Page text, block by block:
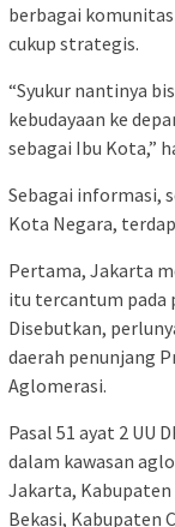
berbagai
cukup strategis.
“Syukur nantinya
kebudayaan ke
sebagai Ibu Kota,”
Sebagai informasi,
Kota Negara,
Pertama, Jakarta
itu tercantum pada
Disebutkan,
daerah penunjang
Aglomerasi.
Pasal 51 ayat 2 UU
dalam kawasan
Jakarta,
Bekasi, Kabupaten